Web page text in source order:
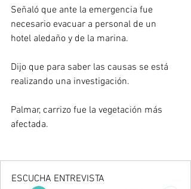
Señaló que ante la emergencia fue
necesario evacuar a personal de un
hotel aledaño y de la marina.
Dijo que para saber las causas se está
realizando una investigación.
Palmar, carrizo fue la vegetación más
afectada.
ESCUCHA ENTREVISTA